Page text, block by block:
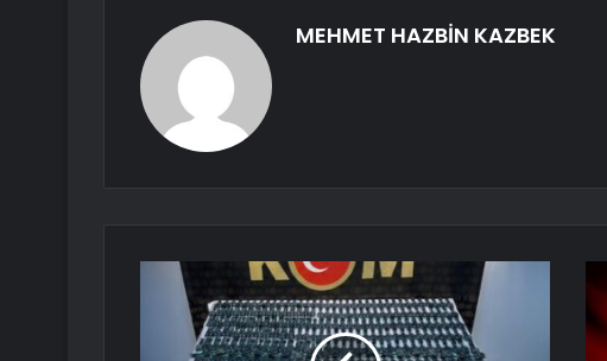
MEHMET HAZBİN KAZBEK